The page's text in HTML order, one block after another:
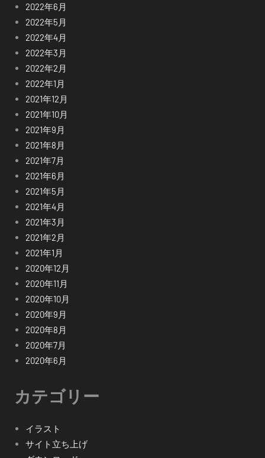
2022年6月
2022年5月
2022年4月
2022年3月
2022年2月
2022年1月
2021年12月
2021年10月
2021年9月
2021年8月
2021年7月
2021年6月
2021年5月
2021年4月
2021年3月
2021年2月
2021年1月
2020年12月
2020年11月
2020年10月
2020年9月
2020年8月
2020年7月
2020年6月
カテゴリー
イラスト
サイト立ち上げ